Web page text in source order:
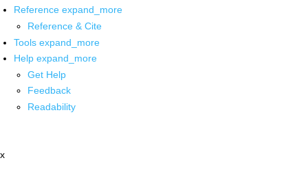
Reference expand_more
Reference & Cite
Tools expand_more
Help expand_more
Get Help
Feedback
Readability
x